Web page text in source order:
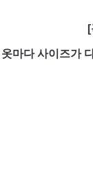
옷마다 사이즈가